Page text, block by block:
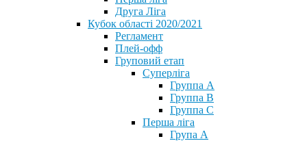
Друга Ліга
Кубок області 2020/2021
Регламент
Плей-офф
Груповий етап
Суперліга
Группа A
Группа B
Группа C
Перша ліга
Група A